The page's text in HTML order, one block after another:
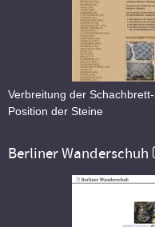
Verbreitung der
Position der Steine
Berliner Wanderschuh